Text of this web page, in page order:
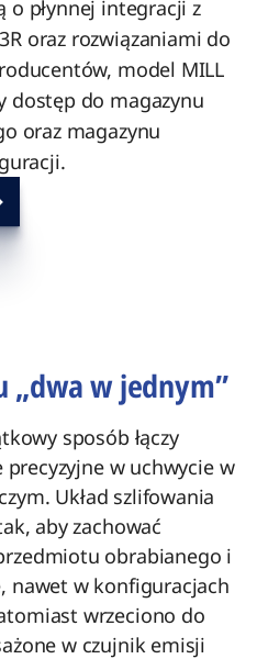
o płynnej integracji z
oraz rozwiązaniami do
model MILL
dostęp do magazynu
oraz magazynu
„dwa w jednym”​
sposób łączy
w uchwycie w
Układ szlifowania
aby zachować
obrabianego i
nawet w konfiguracjach
wrzeciono do
w czujnik emisji